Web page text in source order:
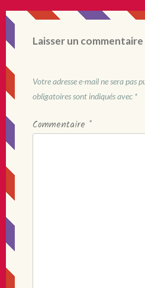
Laisser un commentaire
Votre adresse e-mail ne sera pas
obligatoires sont indiqués avec *
Commentaire *